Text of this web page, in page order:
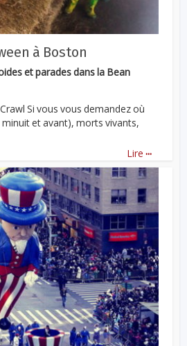
à Boston
et parades dans la Bean
Si vous vous demandez où
et avant), morts vivants,
Lire ...